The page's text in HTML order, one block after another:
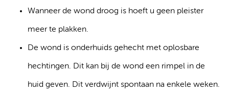
Wanneer de wond droog is hoeft u geen pleister
meer te plakken.
De wond is onderhuids gehecht met oplosbare
hechtingen. Dit kan bij de wond een rimpel in de
huid geven. Dit verdwijnt spontaan na enkele weken.